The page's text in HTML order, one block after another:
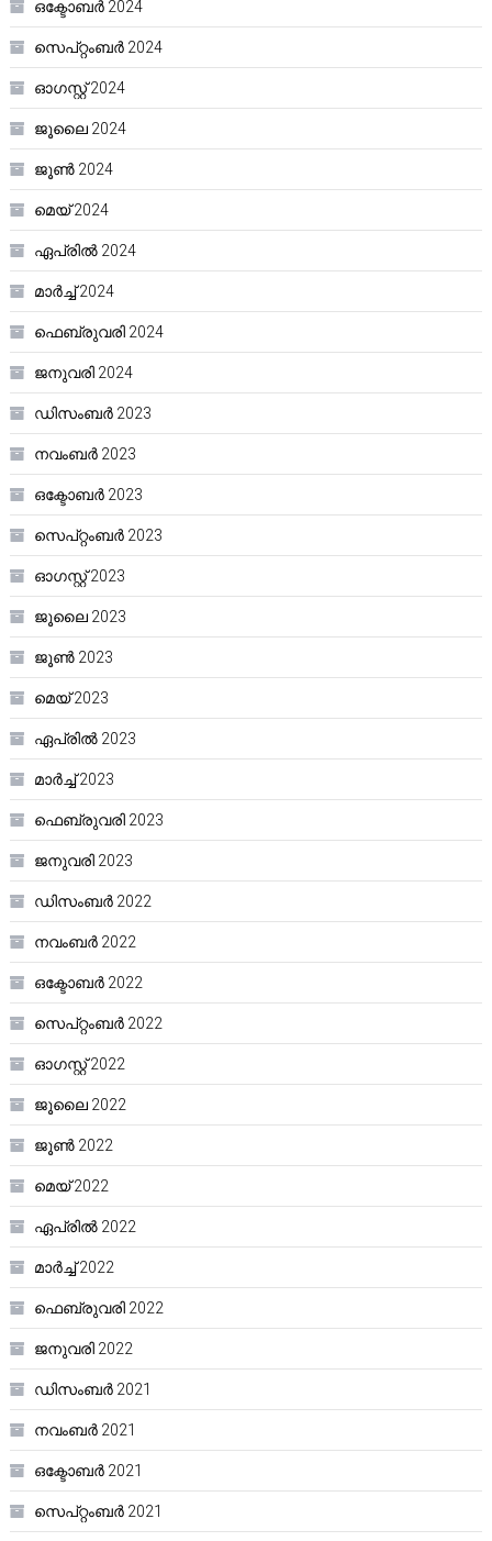
ഒക്ടോബർ 2024
സെപ്റ്റംബർ 2024
ഓഗസ്റ്റ്‌ 2024
ജൂലൈ 2024
ജൂൺ 2024
മെയ്‌ 2024
ഏപ്രിൽ 2024
മാർച്ച്‌ 2024
ഫെബ്രുവരി 2024
ജനുവരി 2024
ഡിസംബർ 2023
നവംബർ 2023
ഒക്ടോബർ 2023
സെപ്റ്റംബർ 2023
ഓഗസ്റ്റ്‌ 2023
ജൂലൈ 2023
ജൂൺ 2023
മെയ്‌ 2023
ഏപ്രിൽ 2023
മാർച്ച്‌ 2023
ഫെബ്രുവരി 2023
ജനുവരി 2023
ഡിസംബർ 2022
നവംബർ 2022
ഒക്ടോബർ 2022
സെപ്റ്റംബർ 2022
ഓഗസ്റ്റ്‌ 2022
ജൂലൈ 2022
ജൂൺ 2022
മെയ്‌ 2022
ഏപ്രിൽ 2022
മാർച്ച്‌ 2022
ഫെബ്രുവരി 2022
ജനുവരി 2022
ഡിസംബർ 2021
നവംബർ 2021
ഒക്ടോബർ 2021
സെപ്റ്റംബർ 2021